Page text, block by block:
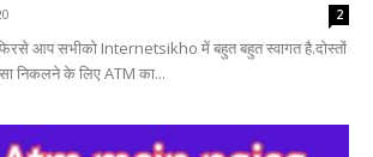
2
आप सभीको Internetsikho में बहुत बहुत स्वागत है.दोस्तों
निकलने के लिए ATM का...